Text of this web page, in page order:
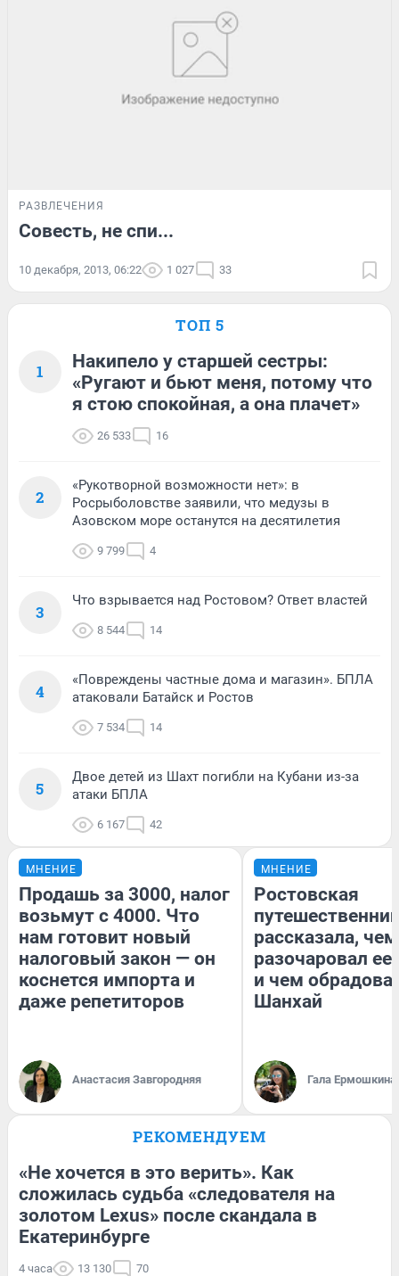
РАЗВЛЕЧЕНИЯ
Совесть, не спи...
10 декабря, 2013, 06:22 1 027 33
ТОП 5
1
Накипело у старшей сестры:
«Ругают и бьют меня, потому что
я стою спокойная, а она плачет»
26 533 16
2
«Рукотворной возможности нет»: в
Росрыболовстве заявили, что медузы в
Азовском море останутся на десятилетия
9 799 4
3
Что взрывается над Ростовом? Ответ властей
8 544 14
4
«Повреждены частные дома и магазин». БПЛА
атаковали Батайск и Ростов
7 534 14
5
Двое детей из Шахт погибли на Кубани из-за
атаки БПЛА
6 167 42
МНЕНИЕ
Продашь за 3000, налог
возьмут с 4000. Что
нам готовит новый
налоговый закон — он
коснется импорта и
даже репетиторов
Анастасия Завгородняя
МНЕНИЕ
Ростовская
рассказала, чем
разочаровал
и чем
Шанхай
Гала Ермошкина
РЕКОМЕНДУЕМ
«Не хочется в это верить». Как
сложилась судьба «следователя на
золотом Lexus» после скандала в
Екатеринбурге
4 часа 13 130 70